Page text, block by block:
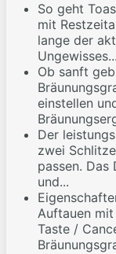
So geht
mit
lange der
Ungewisses...
Ob sanft
einstellen
Der
zwei
passen. Das
und...
Auftauen
Taste /